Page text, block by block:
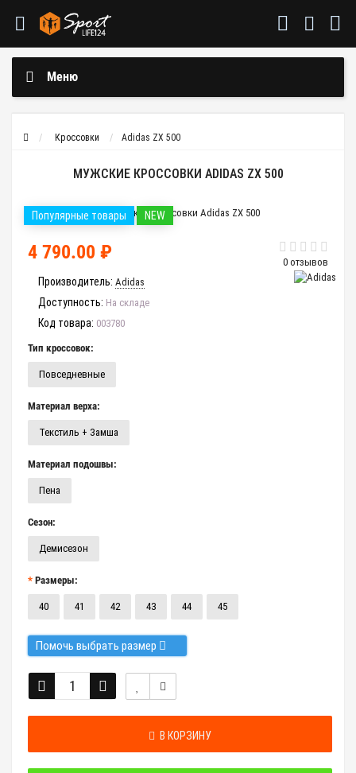
Меню
Кроссовки Adidas ZX 500
МУЖСКИЕ КРОССОВКИ ADIDAS ZX 500
Популярные товары NEW
0 отзывов
4 790.00 ₽
Производитель: Adidas
Доступность: На складе
Код товара: 003780
Тип кроссовок:
Повседневные
Материал верха:
Текстиль + Замша
Материал подошвы:
Пена
Сезон:
Демисезон
Размеры:
40 41 42 43 44 45
Помочь выбрать размер
В КОРЗИНУ